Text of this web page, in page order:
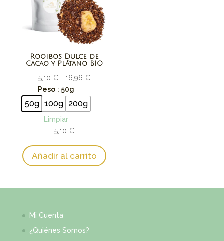
Rooibos Dulce de
Cacao y Plátano BIO
5,10€ - 16,96€Rango
desde
16,96 €
Peso : 50g
50g 100g 200g
Limpiar
5,10€
Añadir al carrito
Mi Cuenta
¿Quiénes Somos?